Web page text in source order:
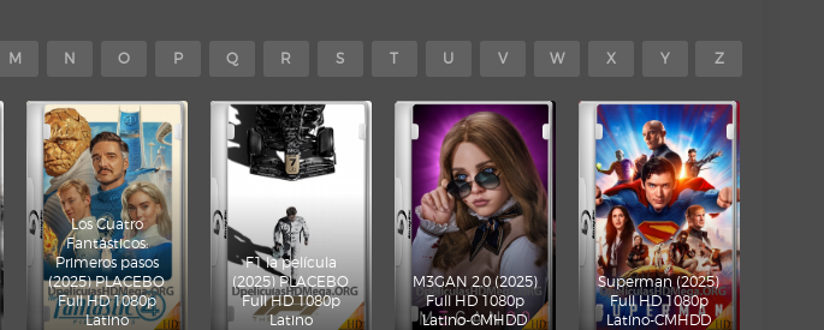
M N O P Q R S T U V W X Y Z
Los Cuatro
Fantásticos:
Primeros pasos
(2025) PLACEBO
Full HD 1080p
Latino
F1 la película
(2025) PLACEBO
Full HD 1080p
Latino
M3GAN 2.0 (2025)
Full HD 1080p
Latino-CMHDD
Superman (2025)
Full HD 1080p
Latino-CMHDD